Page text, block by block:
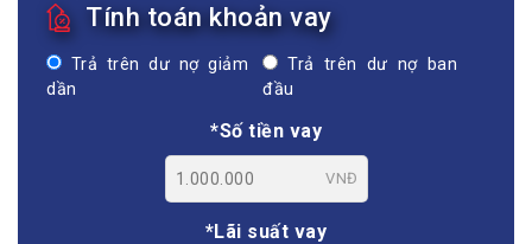
Tính toán khoản vay
Trả trên dư nợ giảm
dần
Trả trên dư nợ ban
đầu
*Số tiền vay
VNĐ
*Lãi suất vay